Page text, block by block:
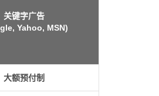
关键字广告
Yahoo, MSN)
大额预付制